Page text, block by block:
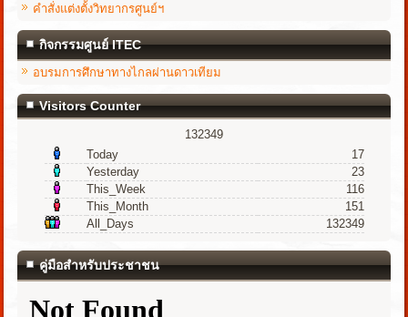
คำสั่งแต่งตั้งวิทยากรศูนย์ฯ
กิจกรรมศูนย์ ITEC
อบรมการศึกษาทางไกลผ่านดาวเทียม
Visitors Counter
132349
Today
17
Yesterday
23
This_Week
116
This_Month
151
All_Days
132349
คู่มือสำหรับประชาชน